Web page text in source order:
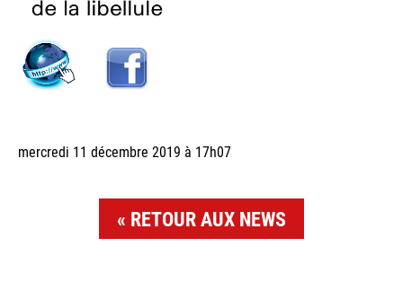
mercredi 11 décembre 2019 à 17h07
RETOUR AUX NEWS